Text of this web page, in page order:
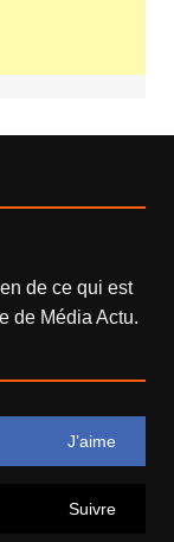
de ce qui est
de Média Actu.
J’aime
Suivre